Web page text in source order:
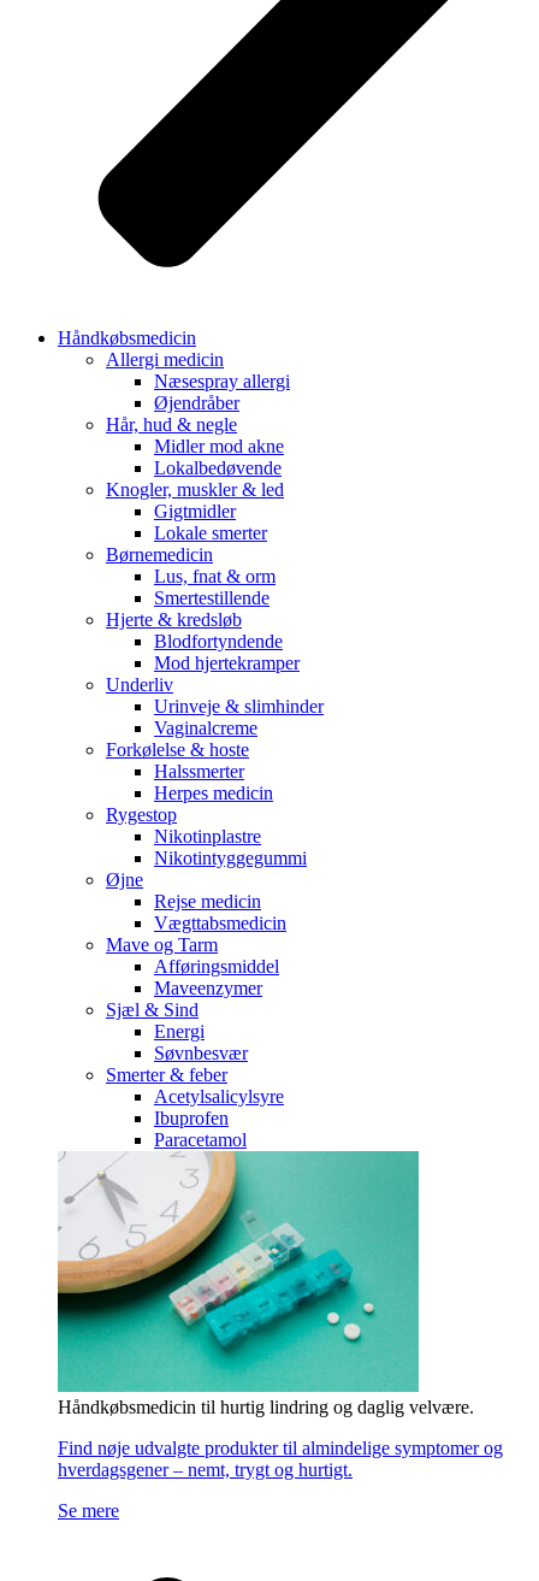
Håndkøbsmedicin
Allergi medicin
Næsespray allergi
Øjendråber
Hår, hud & negle
Midler mod akne
Lokalbedøvende
Knogler, muskler & led
Gigtmidler
Lokale smerter
Børnemedicin
Lus, fnat & orm
Smertestillende
Hjerte & kredsløb
Blodfortyndende
Mod hjertekramper
Underliv
Urinveje & slimhinder
Vaginalcreme
Forkølelse & hoste
Halssmerter
Herpes medicin
Rygestop
Nikotinplastre
Nikotintyggegummi
Øjne
Rejse medicin
Vægttabsmedicin
Mave og Tarm
Afføringsmiddel
Maveenzymer
Sjæl & Sind
Energi
Søvnbesvær
Smerter & feber
Acetylsalicylsyre
Ibuprofen
Paracetamol
Håndkøbsmedicin til hurtig lindring og daglig velvære.
Find nøje udvalgte produkter til almindelige symptomer og
hverdagsgener – nemt, trygt og hurtigt.
Se mere